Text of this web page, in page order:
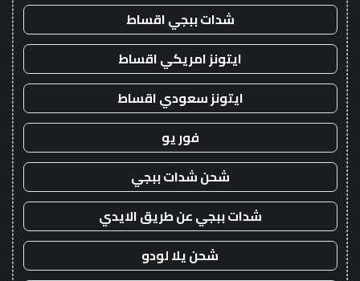
شدات ببجي اقساط
ايتونز امريكي اقساط
ايتونز سعودي اقساط
فور يو
شحن شدات ببجي
شدات ببجي عن طريق الايدي
شحن يلا لودو